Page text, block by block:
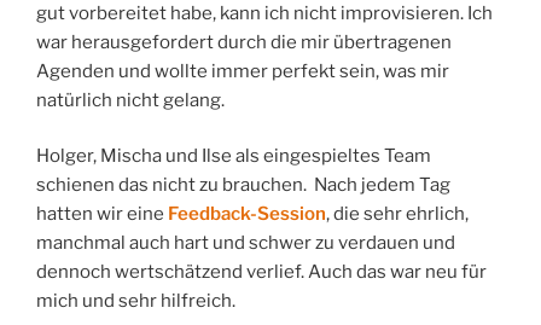
gut vorbereitet habe, kann ich nicht improvisieren. Ich
war herausgefordert durch die mir übertragenen
Agenden und wollte immer perfekt sein, was mir
natürlich nicht gelang.
Holger, Mischa und Ilse als eingespieltes Team
schienen das nicht zu brauchen. Nach jedem Tag
hatten wir eine Feedback-Session, die sehr ehrlich,
manchmal auch hart und schwer zu verdauen und
dennoch wertschätzend verlief. Auch das war neu für
mich und sehr hilfreich.